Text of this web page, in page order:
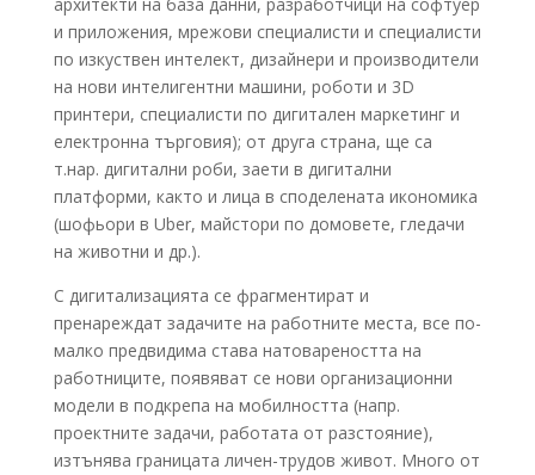
и приложения, мрежови специалисти и специалисти
по изкуствен интелект, дизайнери и производители
на нови интелигентни машини, роботи и 3D
принтери, специалисти по дигитален маркетинг и
електронна търговия); от друга страна, ще са
т.нар. дигитални роби, заети в дигитални
платформи, както и лица в споделената икономика
(шофьори в Uber, майстори по домовете, гледачи
на животни и др.).
С дигитализацията се фрагментират и
пренареждат задачите на работните места, все по-
малко предвидима става натовареността на
работниците, появяват се нови организационни
модели в подкрепа на мобилността (напр.
проектните задачи, работата от разстояние),
изтънява границата личен-трудов живот. Много от